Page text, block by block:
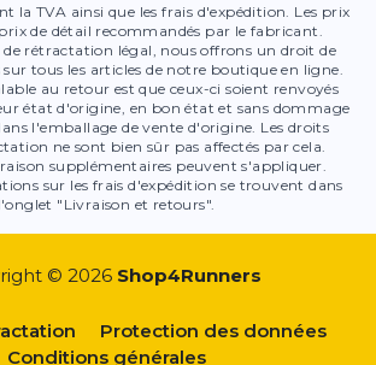
la TVA ainsi que les frais d'expédition. Les prix
de détail recommandés par le fabricant.
rétractation légal, nous offrons un droit de
tous les articles de notre boutique en ligne.
au retour est que ceux-ci soient renvoyés
état d'origine, en bon état et sans dommage
l'emballage de vente d'origine. Les droits
ne sont bien sûr pas affectés par cela.
supplémentaires peuvent s'appliquer.
sur les frais d'expédition se trouvent dans
l'onglet "Livraison et retours".
© 2026 Shop4Runners
Protection des données
Conditions générales